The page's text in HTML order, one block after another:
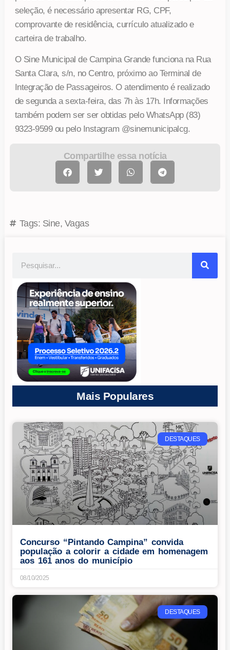
seleção, é necessário apresentar RG, CPF,
comprovante de residência, currículo atualizado e
carteira de trabalho.
O Sine Municipal de Campina Grande funciona na Rua
Santa Clara, s/n, no Centro, próximo ao Terminal de
Integração de Passageiros. O atendimento é realizado
de segunda a sexta-feira, das 7h às 17h. Informações
também podem ser ser obtidas pelo WhatsApp (83)
9323-9599 ou pelo Instagram @sinemunicipalcg.
Compartilhe essa notícia
Tags: Sine, Vagas
Mais Populares
DESTAQUES
Concurso “Pintando Campina” convida
população a colorir a cidade em homenagem
aos 161 anos do município
08/10/2025
DESTAQUES